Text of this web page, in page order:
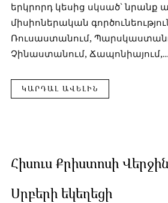
երկրորդ կեսից սկսած` նրանք
միսիոներական
Ռուսաստանում,
Չինաստանում, Ճապոնիայում,...
ԿԱՐԴԱԼ ԱՎԵԼԻՆ
Հիսուս Քրիստոսի
Սրբերի եկեղեցի